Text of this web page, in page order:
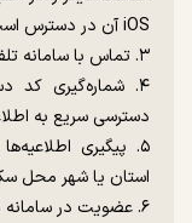
iOS آن در دسترس است.
۳. تماس با سامانه تلفنی ۱۲۱ (مرکز فوریت‌های برق).
دسترسی سریع به
۵. پیگیری
استان یا شهر محل
۶. عضویت در